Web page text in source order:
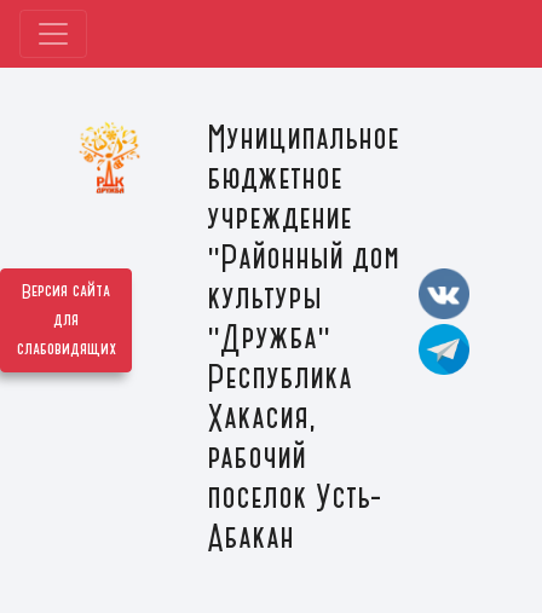
Версия сайта
для
слабовидящих
Муниципальное
бюджетное
учреждение
"Районный дом
культуры
"Дружба"
Республика
Хакасия,
рабочий
поселок Усть-
Абакан